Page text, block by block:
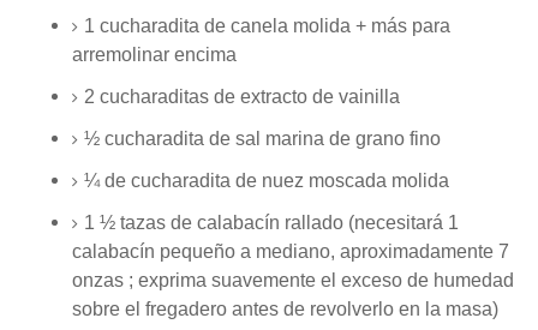
1 cucharadita de canela molida + más para
arremolinar encima
2 cucharaditas de extracto de vainilla
½ cucharadita de sal marina de grano fino
¼ de cucharadita de nuez moscada molida
1 ½ tazas de calabacín rallado (necesitará 1
calabacín pequeño a mediano, aproximadamente 7
onzas ; exprima suavemente el exceso de humedad
sobre el fregadero antes de revolverlo en la masa)